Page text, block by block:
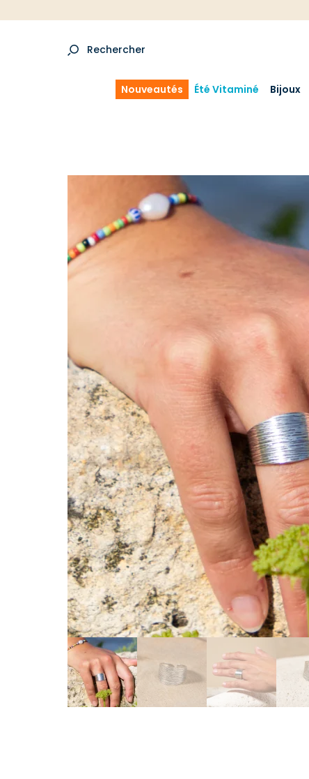
Rechercher
Nouveautés Été Vitaminé Bijoux